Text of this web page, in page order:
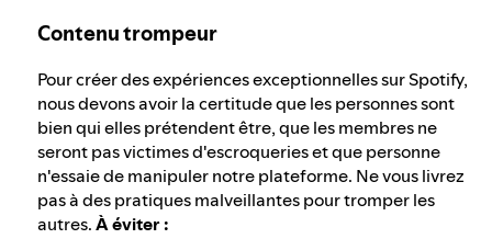
Contenu trompeur
Pour créer des expériences exceptionnelles sur Spotify,
nous devons avoir la certitude que les personnes sont
bien qui elles prétendent être, que les membres ne
seront pas victimes d'escroqueries et que personne
n'essaie de manipuler notre plateforme. Ne vous livrez
pas à des pratiques malveillantes pour tromper les
autres.À éviter :